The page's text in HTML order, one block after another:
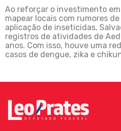
Ao reforçar o investimento
mapear locais com rumores
aplicação de inseticidas,
registros de atividades de
anos. Com isso, houve uma
casos de dengue, zika e